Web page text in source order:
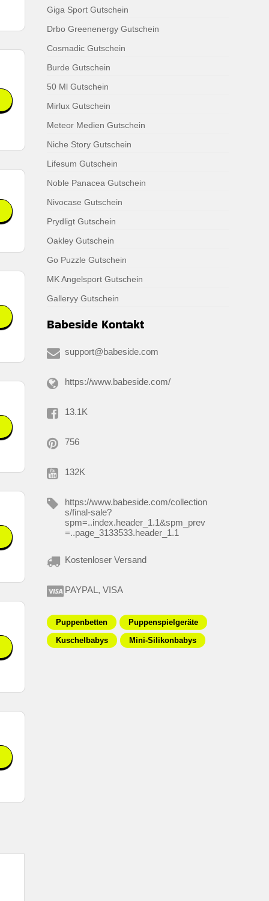
Giga Sport Gutschein
Drbo Greenenergy Gutschein
Cosmadic Gutschein
Burde Gutschein
50 Ml Gutschein
Mirlux Gutschein
Meteor Medien Gutschein
Niche Story Gutschein
Lifesum Gutschein
Noble Panacea Gutschein
Nivocase Gutschein
Prydligt Gutschein
Oakley Gutschein
Go Puzzle Gutschein
MK Angelsport Gutschein
Galleryy Gutschein
Babeside Kontakt
support@babeside.com
https://www.babeside.com/
13.1K
756
132K
https://www.babeside.com/collection
s/final-sale?
spm=..index.header_1.1&spm_prev
=..page_3133533.header_1.1
Kostenloser Versand
PAYPAL, VISA
Puppenbetten
Puppenspielgeräte
Kuschelbabys
Mini-Silikonbabys